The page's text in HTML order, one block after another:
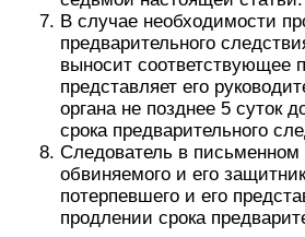
В случае необходимости
предварительного
выносит соответствующее
представляет его
органа не позднее 5 суток
срока предварительного
Следователь в
обвиняемого и его
потерпевшего и его
продлении срока